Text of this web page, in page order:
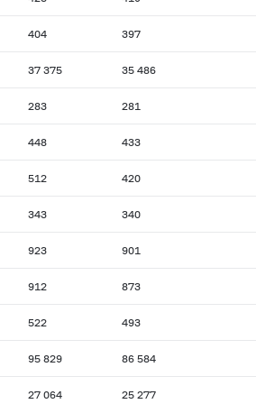
404 397
37 375 35 486
283 281
448 433
512 420
343 340
923 901
912 873
522 493
95 829 86 584
27 064 25 277